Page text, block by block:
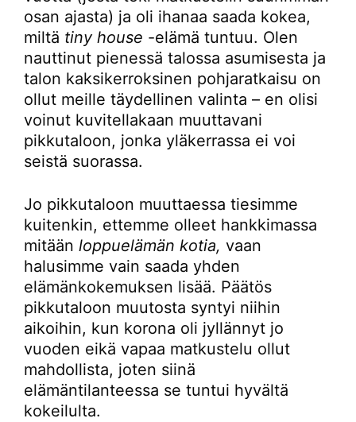
osan ajasta) ja oli ihanaa saada kokea,
miltä tiny house -elämä tuntuu. Olen
nauttinut pienessä talossa asumisesta ja
talon kaksikerroksinen pohjaratkaisu on
ollut meille täydellinen valinta – en olisi
voinut kuvitellakaan muuttavani
pikkutaloon, jonka yläkerrassa ei voi
seistä suorassa.
Jo pikkutaloon muuttaessa tiesimme
kuitenkin, ettemme olleet hankkimassa
mitään loppuelämän kotia, vaan
halusimme vain saada yhden
elämänkokemuksen lisää. Päätös
pikkutaloon muutosta syntyi niihin
aikoihin, kun korona oli jyllännyt jo
vuoden eikä vapaa matkustelu ollut
mahdollista, joten siinä
elämäntilanteessa se tuntui hyvältä
kokeilulta.